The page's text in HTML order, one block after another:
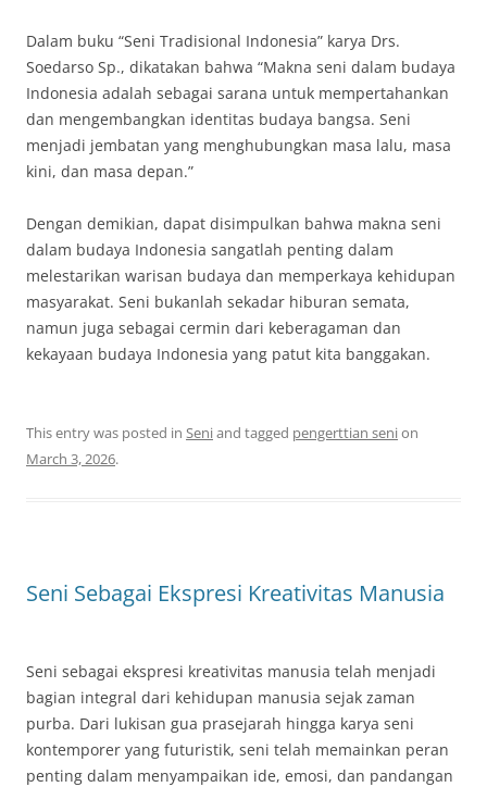
Dalam buku “Seni Tradisional Indonesia” karya Drs.
Soedarso Sp., dikatakan bahwa “Makna seni dalam budaya
Indonesia adalah sebagai sarana untuk mempertahankan
dan mengembangkan identitas budaya bangsa. Seni
menjadi jembatan yang menghubungkan masa lalu, masa
kini, dan masa depan.”
Dengan demikian, dapat disimpulkan bahwa makna seni
dalam budaya Indonesia sangatlah penting dalam
melestarikan warisan budaya dan memperkaya kehidupan
masyarakat. Seni bukanlah sekadar hiburan semata,
namun juga sebagai cermin dari keberagaman dan
kekayaan budaya Indonesia yang patut kita banggakan.
This entry was posted in Seniand tagged pengerttian senion
March 3, 2026.
Seni Sebagai Ekspresi Kreativitas Manusia
Seni sebagai ekspresi kreativitas manusia telah menjadi
bagian integral dari kehidupan manusia sejak zaman
purba. Dari lukisan gua prasejarah hingga karya seni
kontemporer yang futuristik, seni telah memainkan peran
penting dalam menyampaikan ide, emosi, dan pandangan